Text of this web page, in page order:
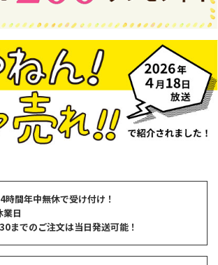
時間年中無休で受け付け！
日
までのご注文は当日発送可能！